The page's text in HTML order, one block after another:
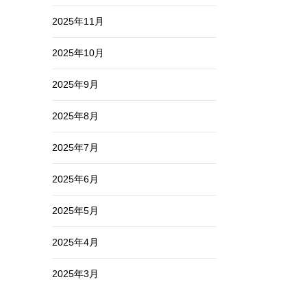
2025年11月
2025年10月
2025年9月
2025年8月
2025年7月
2025年6月
2025年5月
2025年4月
2025年3月